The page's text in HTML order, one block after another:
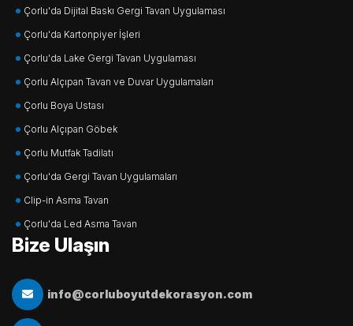
Çorlu'da Dijital Baskı Gergi Tavan Uygulaması
Çorlu'da Kartonpiyer İşleri
Çorlu'da Lake Gergi Tavan Uygulaması
Çorlu Alçıpan Tavan ve Duvar Uygulamaları
Çorlu Boya Ustası
Çorlu Alçıpan Göbek
Çorlu Mutfak Tadilatı
Çorlu'da Gergi Tavan Uygulamaları
Clip-in Asma Tavan
Çorlu'da Led Asma Tavan
Bize Ulaşın
info@corluboyutdekorasyon.com